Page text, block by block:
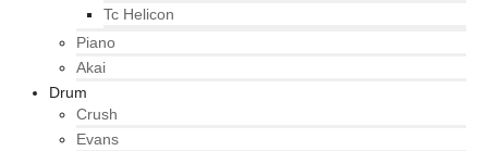
Tc Helicon
Piano
Akai
Drum
Crush
Evans